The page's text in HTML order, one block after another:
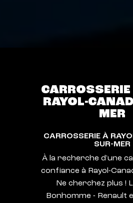
CARROSSERIE
RAYOL-
MER
CARROSSERIE À
SUR-MER
À la recherche d'une
confiance à Rayol-
Ne cherchez plus !
Bonhomme - Renault